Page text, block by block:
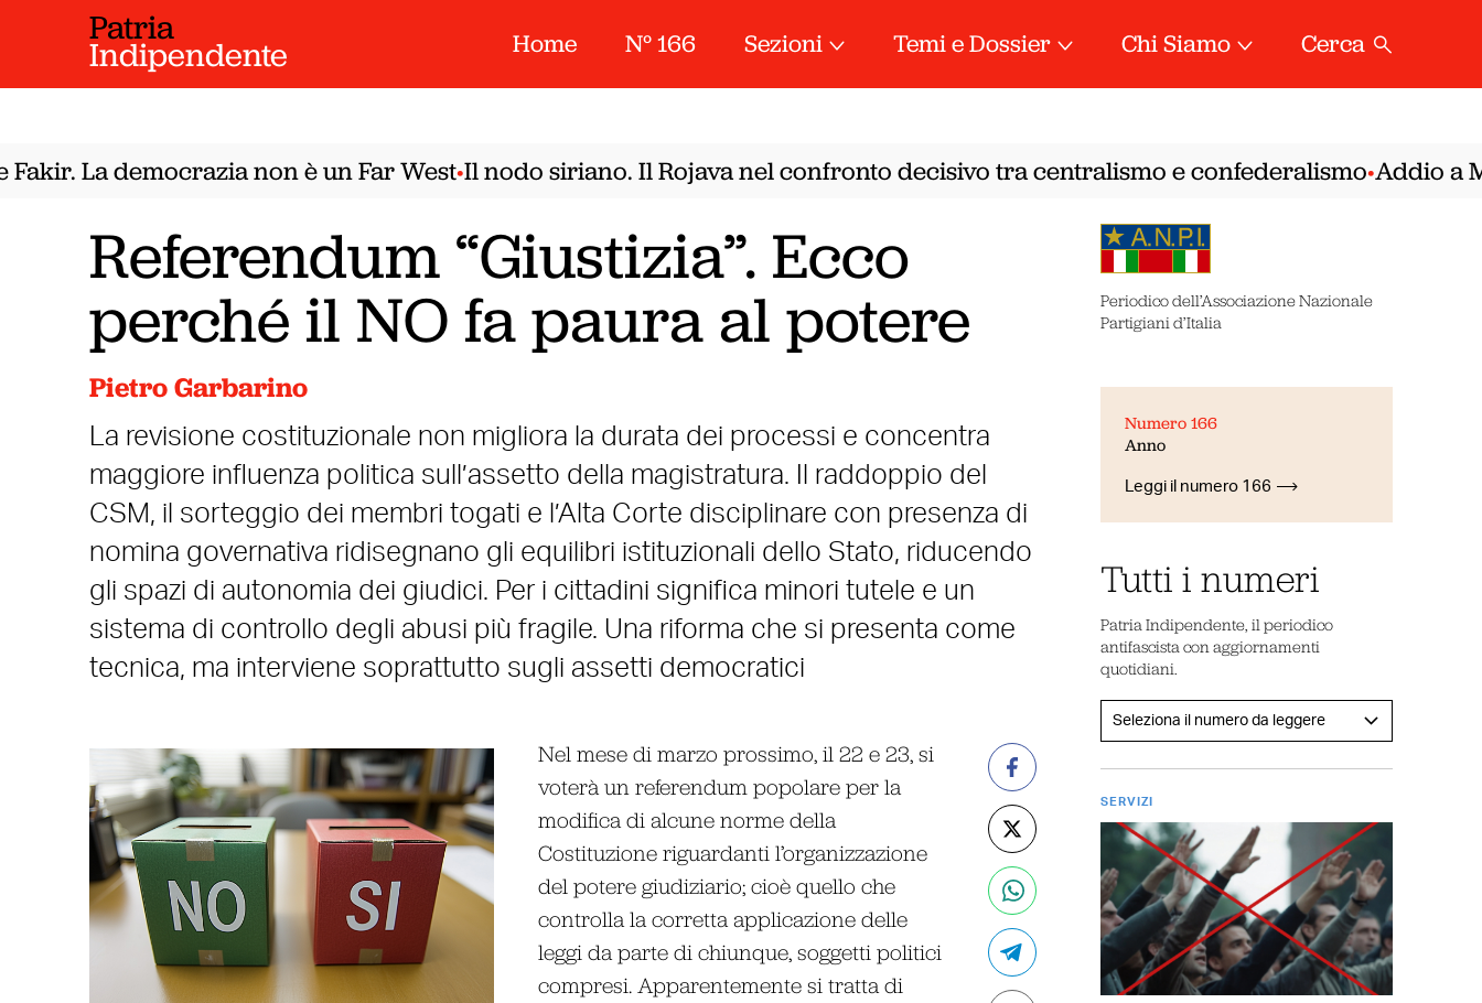
Patria
Indipendente Home N° 166 Sezioni Temi e Dossier Chi Siamo Cerca
La democrazia non è un Far West•Il nodo siriano. Il Rojava nel confronto decisivo tra centralismo e confederalismo•Addio a
Referendum “Giustizia”. Ecco
perché il NO fa paura al potere
Pietro Garbarino
La revisione costituzionale non migliora la durata dei processi e concentra
maggiore influenza politica sull’assetto della magistratura. Il raddoppio del
CSM, il sorteggio dei membri togati e l’Alta Corte disciplinare con presenza di
nomina governativa ridisegnano gli equilibri istituzionali dello Stato, riducendo
gli spazi di autonomia dei giudici. Per i cittadini significa minori tutele e un
sistema di controllo degli abusi più fragile. Una riforma che si presenta come
tecnica, ma interviene soprattutto sugli assetti democratici
Nel mese di marzo prossimo, il 22 e 23, si
voterà un referendum popolare per la
modifica di alcune norme della
Costituzione riguardanti l’organizzazione
del potere giudiziario; cioè quello che
controlla la corretta applicazione delle
leggi da parte di chiunque, soggetti politici
compresi. Apparentemente si tratta di
Periodico dell’Associazione Nazionale
Partigiani d’Italia
Numero 166
Anno
Leggi il numero 166
Tutti i numeri
Patria Indipendente, il periodico
antifascista con aggiornamenti
quotidiani.
SERVIZI